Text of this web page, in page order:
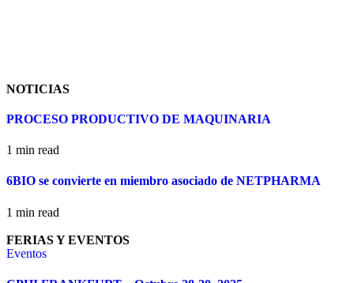
NOTICIAS
PROCESO PRODUCTIVO DE MAQUINARIA
1 min read
6BIO se convierte en miembro asociado de NETPHARMA
1 min read
FERIAS Y EVENTOS
Eventos